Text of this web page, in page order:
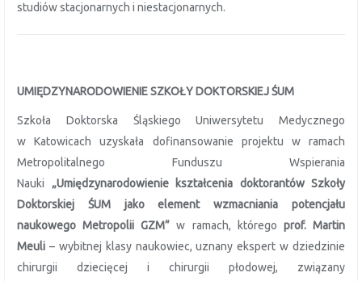
studiów stacjonarnych i niestacjonarnych.
UMIĘDZYNARODOWIENIE SZKOŁY DOKTORSKIEJ ŚUM
Szkoła Doktorska Śląskiego Uniwersytetu Medycznego
w Katowicach uzyskała dofinansowanie projektu w ramach
Metropolitalnego Funduszu Wspierania
Nauki „Umiędzynarodowienie kształcenia doktorantów Szkoły
Doktorskiej ŚUM jako element wzmacniania potencjału
naukowego Metropolii GZM” w ramach, którego prof. Martin
Meuli – wybitnej klasy naukowiec, uznany ekspert w dziedzinie
chirurgii dziecięcej i chirurgii płodowej, związany